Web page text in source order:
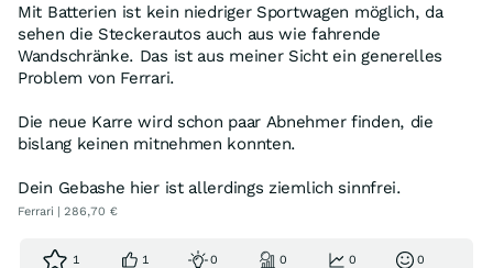
Mit Batterien ist kein niedriger Sportwagen möglich, da
sehen die Steckerautos auch aus wie fahrende
Wandschränke. Das ist aus meiner Sicht ein generelles
Problem von Ferrari.
Die neue Karre wird schon paar Abnehmer finden, die
bislang keinen mitnehmen konnten.
Dein Gebashe hier ist allerdings ziemlich sinnfrei.
Ferrari | 286,70 €
1 1 0 0 0 0